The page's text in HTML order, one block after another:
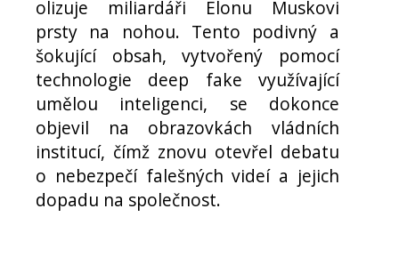
olizuje miliardáři Elonu Muskovi
prsty na nohou. Tento podivný a
šokující obsah, vytvořený pomocí
technologie deep fake využívající
umělou inteligenci, se dokonce
objevil na obrazovkách vládních
institucí, čímž znovu otevřel debatu
o nebezpečí falešných videí a jejich
dopadu na společnost.